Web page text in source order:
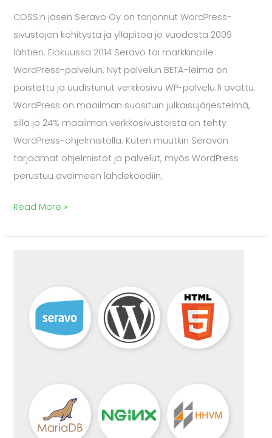
COSS:n jäsen Seravo Oy on tarjonnut WordPress-
sivustojen kehitystä ja ylläpitoa jo vuodesta 2009
lähtien. Elokuussa 2014 Seravo toi markkinoille
WordPress-palvelun. Nyt palvelun BETA-leima on
poistettu ja uudistunut verkkosivu WP-palvelu.fi avattu.
WordPress on maailman suosituin julkaisujärjestelmä,
sillä jo 24% maailman verkkosivustoista on tehty
WordPress-ohjelmistolla. Kuten muutkin Seravon
tarjoamat ohjelmistot ja palvelut, myös WordPress
perustuu avoimeen lähdekoodiin,
Read More »
tarjoaa
WordPress-
ohjelmistoa
palveluna